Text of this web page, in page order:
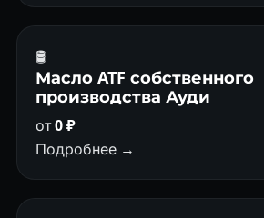
🛢
Масло ATF собственного
производства Ауди
от0 ₽
Подробнее →